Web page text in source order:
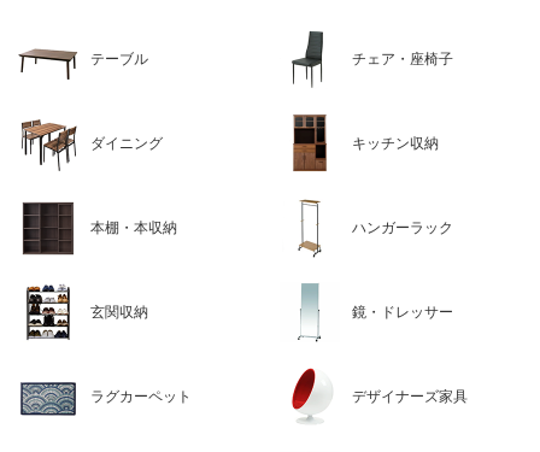
テーブル チェア・座椅子
ダイニング キッチン収納
本棚・本収納 ハンガーラック
玄関収納 鏡・ドレッサー
ラグカーペット デザイナーズ家具